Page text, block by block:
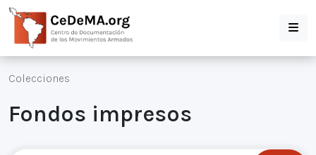
Colecciones
Fondos impresos